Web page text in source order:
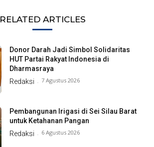
RELATED ARTICLES
Donor Darah Jadi Simbol Solidaritas
HUT Partai Rakyat Indonesia di
Dharmasraya
Redaksi - 7 Agustus 2026
Pembangunan Irigasi di Sei Silau Barat
untuk Ketahanan Pangan
Redaksi - 6 Agustus 2026